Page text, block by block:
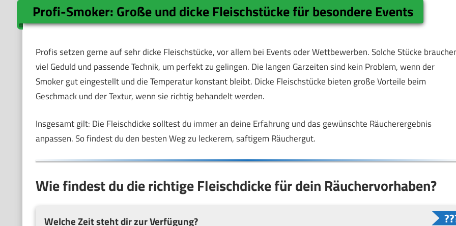
Profi-Smoker: Große und dicke Fleischstücke für besondere Events
Profis setzen gerne auf sehr dicke Fleischstücke, vor allem bei Events oder Wettbewerben. Solche Stücke
viel Geduld und passende Technik, um perfekt zu gelingen. Die langen Garzeiten sind kein Problem, wenn der
Smoker gut eingestellt und die Temperatur konstant bleibt. Dicke Fleischstücke bieten große Vorteile beim
Geschmack und der Textur, wenn sie richtig behandelt werden.
Insgesamt gilt: Die Fleischdicke solltest du immer an deine Erfahrung und das gewünschte Räucherergebnis
anpassen. So findest du den besten Weg zu leckerem, saftigem Räuchergut.
Wie findest du die richtige Fleischdicke für dein Räuchervorhaben?
Welche Zeit steht dir zur Verfügung?